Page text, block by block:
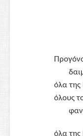
όλα της
όλους
όλα της